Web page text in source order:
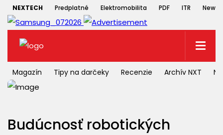
NEXTECH Predplatné Elektromobilita PDF ITR
Magazín Tipy na darčeky Recenzie Archív NXT
Budúcnosť robotických